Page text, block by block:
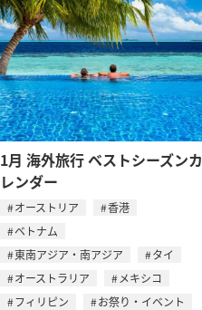
1月 海外旅行 ベストシーズンカ
レンダー
オーストリア
香港
ベトナム
東南アジア・南アジア
タイ
オーストラリア
メキシコ
フィリピン
お祭り・イベント